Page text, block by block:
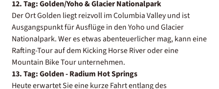
12. Tag: Golden/Yoho & Glacier Nationalpark
Der Ort Golden liegt reizvoll im Columbia Valley und ist
Ausgangspunkt für Ausflüge in den Yoho und Glacier
Nationalpark. Wer es etwas abenteuerlicher mag, kann eine
Rafting-Tour auf dem Kicking Horse River oder eine
Mountain Bike Tour unternehmen.
13. Tag: Golden - Radium Hot Springs
Heute erwartet Sie eine kurze Fahrt entlang des